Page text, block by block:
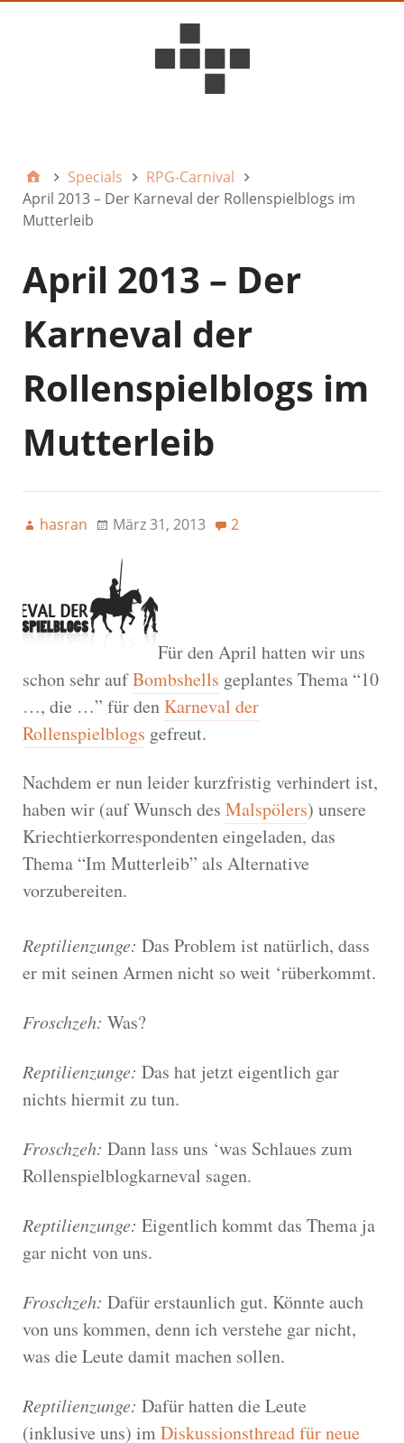
Specials
RPG-Carnival
April 2013 – Der Karneval der Rollenspielblogs im
Mutterleib
April 2013 – Der
Karneval der
Rollenspielblogs im
Mutterleib
hasran März 31, 2013 2
Für den April hatten wir uns
schon sehr aufBombshells geplantes Thema “10
…, die …” für denKarneval der
Rollenspielblogs gefreut.
Nachdem er nun leider kurzfristig verhindert ist,
haben wir (auf Wunsch des Malspölers) unsere
Kriechtierkorrespondenten eingeladen, das
Thema “Im Mutterleib” als Alternative
vorzubereiten.
Reptilienzunge: Das Problem ist natürlich, dass
er mit seinen Armen nicht so weit ‘rüberkommt.
Froschzeh: Was?
Reptilienzunge: Das hat jetzt eigentlich gar
nichts hiermit zu tun.
Froschzeh: Dann lass uns ‘was Schlaues zum
Rollenspielblogkarneval sagen.
Reptilienzunge: Eigentlich kommt das Thema ja
gar nicht von uns.
Froschzeh: Dafür erstaunlich gut. Könnte auch
von uns kommen, denn ich verstehe gar nicht,
was die Leute damit machen sollen.
Reptilienzunge: Dafür hatten die Leute
(inklusive uns) imDiskussionsthread für neue